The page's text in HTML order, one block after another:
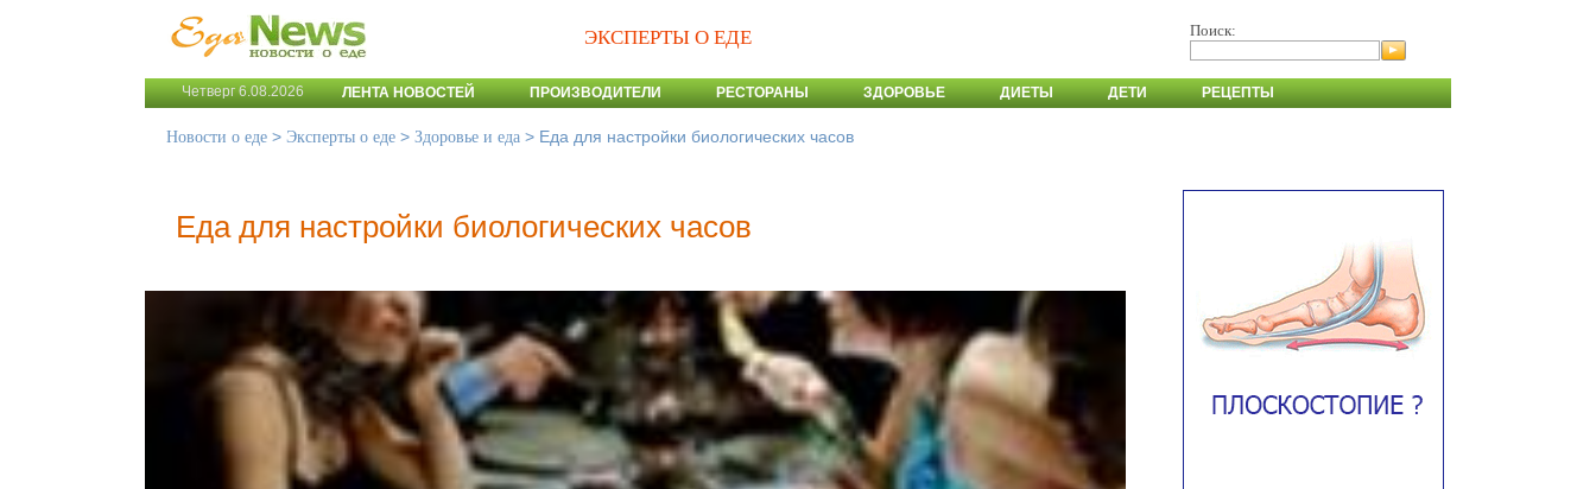
ЭКСПЕРТЫ О ЕДЕ Поиск:
Четверг 6.08.2026 ЛЕНТА НОВОСТЕЙ ПРОИЗВОДИТЕЛИ РЕСТОРАНЫ ЗДОРОВЬЕ ДИЕТЫ ДЕТИ РЕЦЕПТЫ
Новости о еде > Эксперты о еде > Здоровье и еда > Еда для настройки биологических часов
Еда для настройки биологических часов